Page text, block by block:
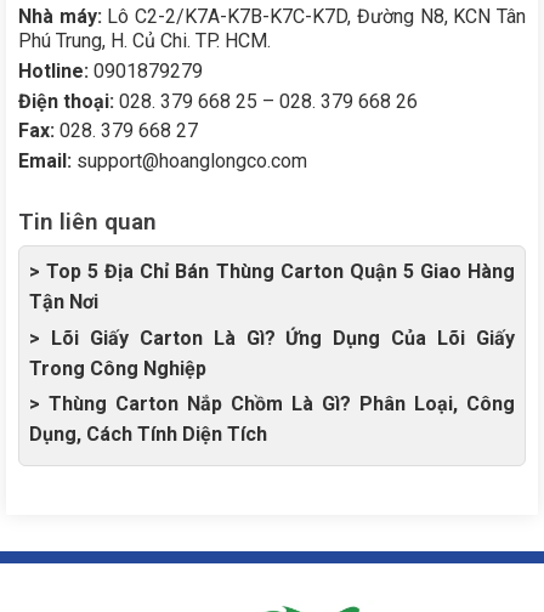
Nhà máy:Lô C2-2/K7A-K7B-K7C-K7D, Đường N8, KCN Tân
Phú Trung, H. Củ Chi. TP. HCM.
Hotline: 0901879279
Điện thoại: 028. 379 668 25 – 028. 379 668 26
Fax: 028. 379 668 27
Email: support@hoanglongco.com
Tin liên quan
> Top 5 Địa Chỉ Bán Thùng Carton Quận 5 Giao Hàng
Tận Nơi
> Lõi Giấy Carton Là Gì? Ứng Dụng Của Lõi Giấy
Trong Công Nghiệp
> Thùng Carton Nắp Chồm Là Gì? Phân Loại, Công
Dụng, Cách Tính Diện Tích